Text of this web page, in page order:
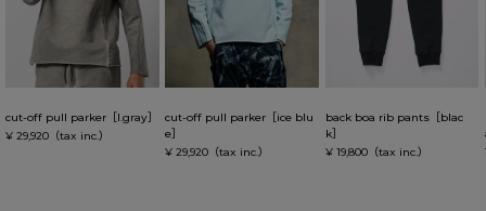
cut-off pull parker［l.gray］
¥ 29,920 （tax inc.）
cut-off pull parker［ice blu
e］
¥ 29,920 （tax inc.）
back boa rib pants［blac
k］
¥ 19,800（tax inc.）